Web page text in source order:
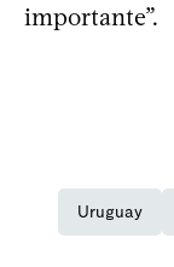
importante”.
Uruguay